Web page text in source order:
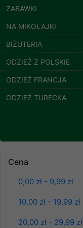
ZABAWKI
NA MIKOŁAJKI
BIŻUTERIA
ODZIEŻ Z POLSKIE
ODZIEŻ FRANCJA
ODZIEŻ TURECKA
Cena
0,00 zł - 9,99 zł
10,00 zł - 19,99 zł
20,00 zł - 29,99 zł
61.00 zł